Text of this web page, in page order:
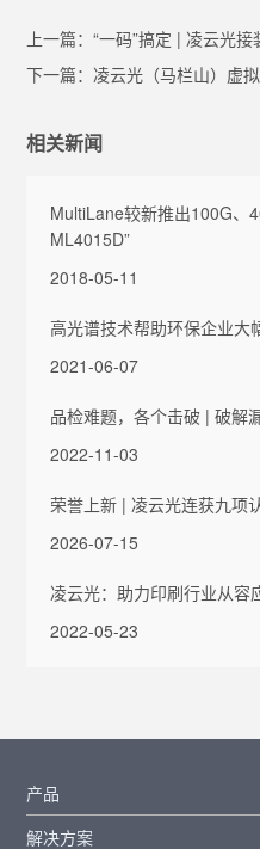
上一篇：“一码”搞定 | 凌云光
下一篇： 凌云光（马栏山）虚
相关新闻
MultiLane较新推出100G、
ML4015D”
2018-05-11
高光谱技术帮助环保企业大
2021-06-07
品检难题，各个击破 | 破解
2022-11-03
荣誉上新 | 凌云光连获九项认
2026-07-15
凌云光：助力印刷行业从容
2022-05-23
产品
解决方案